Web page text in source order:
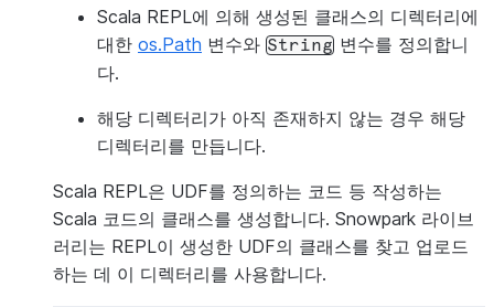
Scala REPL에 의해 생성된 클래스의 디렉터리에
대한 os.Path 변수와 String 변수를 정의합니
다.
해당 디렉터리가 아직 존재하지 않는 경우 해당
디렉터리를 만듭니다.
Scala REPL은 UDF를 정의하는 코드 등 작성하는
Scala 코드의 클래스를 생성합니다. Snowpark 라이브
러리는 REPL이 생성한 UDF의 클래스를 찾고 업로드
하는 데 이 디렉터리를 사용합니다.